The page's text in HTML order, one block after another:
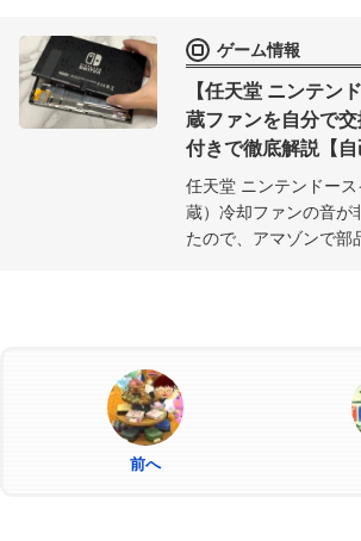
ゲーム情報
【任天堂 ニンテン
蔵ファンを自分で
付きで徹底解説【自
任天堂 ニンテンドー
蔵）冷却ファンの音が
たので、アマゾンで部
前へ